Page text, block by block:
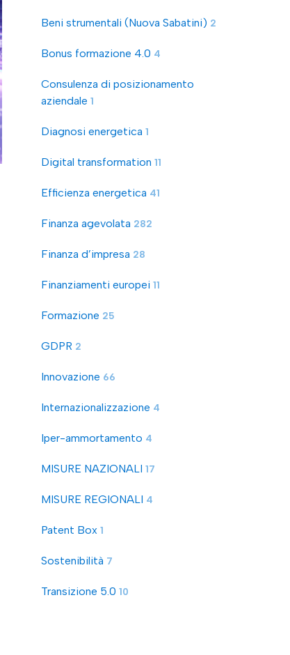
Beni strumentali (Nuova Sabatini) 2
Bonus formazione 4.0 4
Consulenza di posizionamento
aziendale 1
Diagnosi energetica 1
Digital transformation 11
Efficienza energetica 41
Finanza agevolata 282
Finanza d’impresa 28
Finanziamenti europei 11
Formazione 25
GDPR 2
Innovazione 66
Internazionalizzazione 4
Iper-ammortamento 4
MISURE NAZIONALI 17
MISURE REGIONALI 4
Patent Box 1
Sostenibilità 7
Transizione 5.0 10